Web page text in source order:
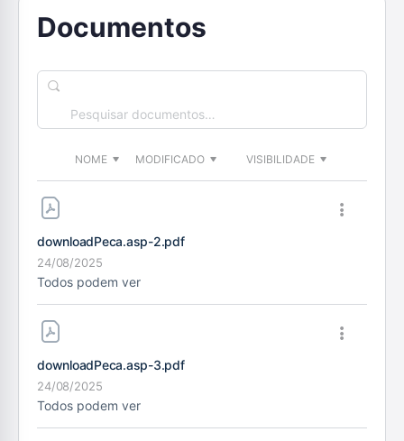
Documentos
Pesquisar
documentos…
NOME MODIFICADO VISIBILIDADE
downloadPeca.asp-2.pdf
24/08/2025
Todos podem ver
downloadPeca.asp-3.pdf
24/08/2025
Todos podem ver